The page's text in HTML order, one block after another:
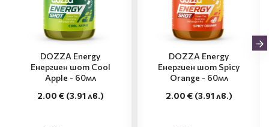
DOZZA Energy
Енергиен шот Cool
Apple - 60мл
2.00 € (3.91 лв.)
DOZZA Energy
Енергиен шот Spicy
Orange - 60мл
2.00 € (3.91 лв.)